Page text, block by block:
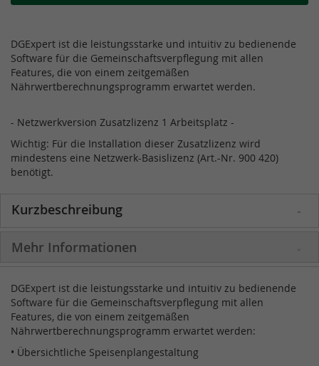
DGExpert ist die leistungsstarke und intuitiv zu bedienende
Software für die Gemeinschaftsverpflegung mit allen
Features, die von einem zeitgemäßen
Nährwertberechnungsprogramm erwartet werden.
- Netzwerkversion Zusatzlizenz 1 Arbeitsplatz -
Wichtig: Für die Installation dieser Zusatzlizenz wird
mindestens eine Netzwerk-Basislizenz (Art.-Nr. 900 420)
benötigt.
Kurzbeschreibung
Mehr Informationen
DGExpert ist die leistungsstarke und intuitiv zu bedienende
Software für die Gemeinschaftsverpflegung mit allen
Features, die von einem zeitgemäßen
Nährwertberechnungsprogramm erwartet werden:
• Übersichtliche Speisenplangestaltung